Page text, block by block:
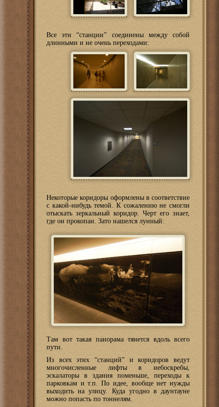
Все эти “станции” соединены между собой
длинными и не очень переходами:
Некоторые коридоры оформлены в соответствие
с какой-нибудь темой. К сожалению не смогли
отыскать зеркальный коридор. Черт его знает,
где он прокопан. Зато нашелся лунный:
Там вот такая панорама тянется вдоль всего
пути.
Из всех этих “станций” и коридоров ведут
многочисленные лифты в небоскребы,
эскалаторы в здания поменьше, переходы к
парковкам и т.п. По идее, вообще нет нужды
выходить на улицу. Куда угодно в даунтауне
можно попасть по тоннелям.